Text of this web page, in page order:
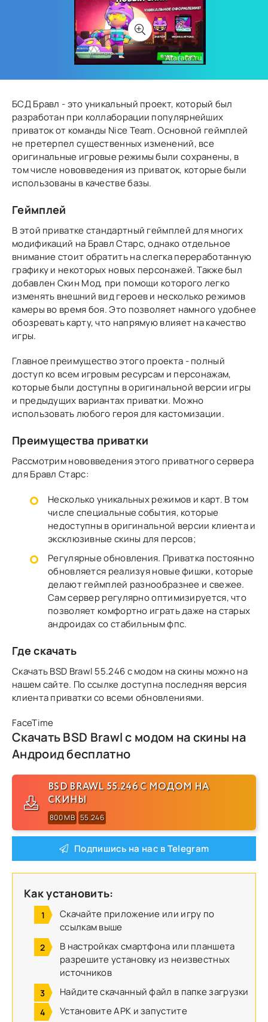
БСД Бравл - это уникальный проект, который был
разработан при коллаборации популярнейших
приваток от команды Nice Team. Основной геймплей
не претерпел существенных изменений, все
оригинальные игровые режимы были сохранены, в
том числе нововведения из приваток, которые были
использованы в качестве базы.
Геймплей
В этой приватке стандартный геймплей для многих
модификаций на Бравл Старс, однако отдельное
внимание стоит обратить на слегка переработанную
графику и некоторых новых персонажей. Также был
добавлен Скин Мод, при помощи которого легко
изменять внешний вид героев и несколько режимов
камеры во время боя. Это позволяет намного удобнее
обозревать карту, что напрямую влияет на качество
игры.
Главное преимущество этого проекта - полный
доступ ко всем игровым ресурсам и персонажам,
которые были доступны в оригинальной версии игры
и предыдущих вариантах приватки. Можно
использовать любого героя для кастомизации.
Преимущества приватки
Рассмотрим нововведения этого приватного сервера
для Бравл Старс:
Несколько уникальных режимов и карт. В том
числе специальные события, которые
недоступны в оригинальной версии клиента и
эксклюзивные скины для персов;
Регулярные обновления. Приватка постоянно
обновляется реализуя новые фишки, которые
делают геймплей разнообразнее и свежее.
Сам сервер регулярно оптимизируется, что
позволяет комфортно играть даже на старых
андроидах со стабильным фпс.
Где скачать
Скачать BSD Brawl 55.246 с модом на скины можно на
нашем сайте. По ссылке доступна последняя версия
клиента приватки со всеми обновлениями.
FaceTime
Скачать BSD Brawl с модом на скины на
Андроид бесплатно
BSD BRAWL 55.246 С МОДОМ НА
СКИНЫ
800 MB 55.246
Подпишись на нас в Telegram
Как установить:
Скачайте приложение или игру по
ссылкам выше
В настройках смартфона или планшета
разрешите установку из неизвестных
источников
Найдите скачанный файл в папке загрузки
Установите APK и запустите